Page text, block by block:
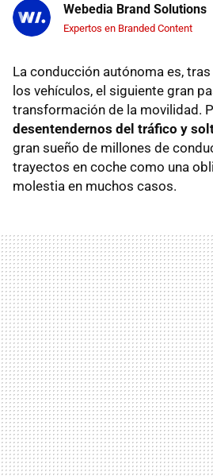
Webedia Brand Solutions
Expertos en Branded Content
La conducción autónoma es,
los vehículos, el siguiente gran
transformación de la movilidad.
desentendernos del tráfico y
gran sueño de millones de
trayectos en coche como una
molestia en muchos casos.